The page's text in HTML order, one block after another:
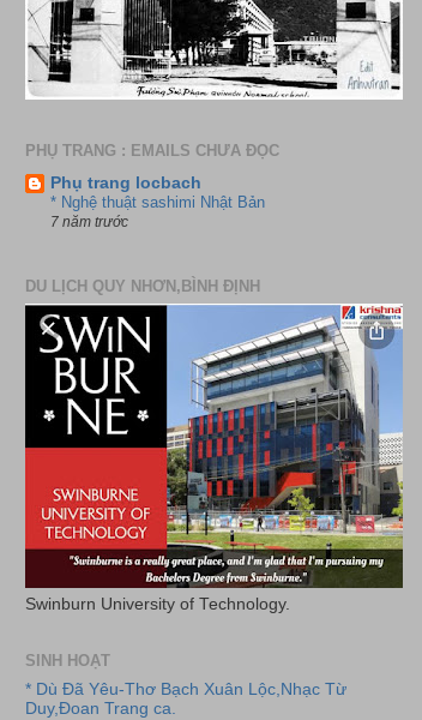
PHỤ TRANG : EMAILS CHƯA ĐỌC
Phụ trang locbach
* Nghệ thuật sashimi Nhật Bản
7 năm trước
DU LỊCH QUY NHƠN,BÌNH ĐỊNH
Swinburn University of Technology.
SINH HOẠT
* Dù Đã Yêu-Thơ Bạch Xuân Lộc,Nhạc Từ
Duy,Đoan Trang ca.